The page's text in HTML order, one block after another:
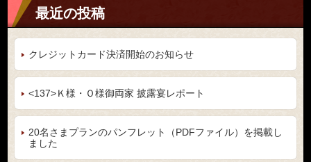
最近の投稿
クレジットカード決済開始のお知らせ
<137>Ｋ様・Ｏ様御両家 披露宴レポート
20名さまプランのパンフレット（PDFファイル）を掲載し
ました